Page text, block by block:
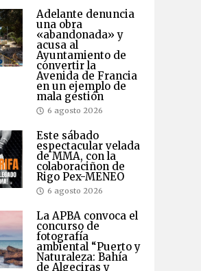
Adelante denuncia
una obra
«abandonada» y
acusa al
Ayuntamiento de
convertir la
Avenida de Francia
en un ejemplo de
mala gestión
6 agosto 2026
Este sábado
espectacular velada
de MMA, con la
colaboraciñon de
Rigo Pex-MENEO
6 agosto 2026
La APBA convoca el
concurso de
fotografía
ambiental “Puerto y
Naturaleza: Bahía
de Algeciras y